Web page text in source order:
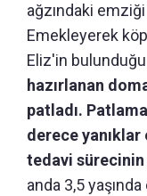
ağzındaki
Emekleyerek
Eliz'in bulunduğu
hazırlanan
patladı.
derece
tedavi sürecinin
anda 3,5